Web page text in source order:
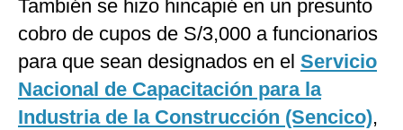
También se hizo hincapié en un presunto
cobro de cupos de S/3,000 a funcionarios
para que sean designados en el Servicio
Nacional de Capacitación para la
Industria de la Construcción (Sencico),